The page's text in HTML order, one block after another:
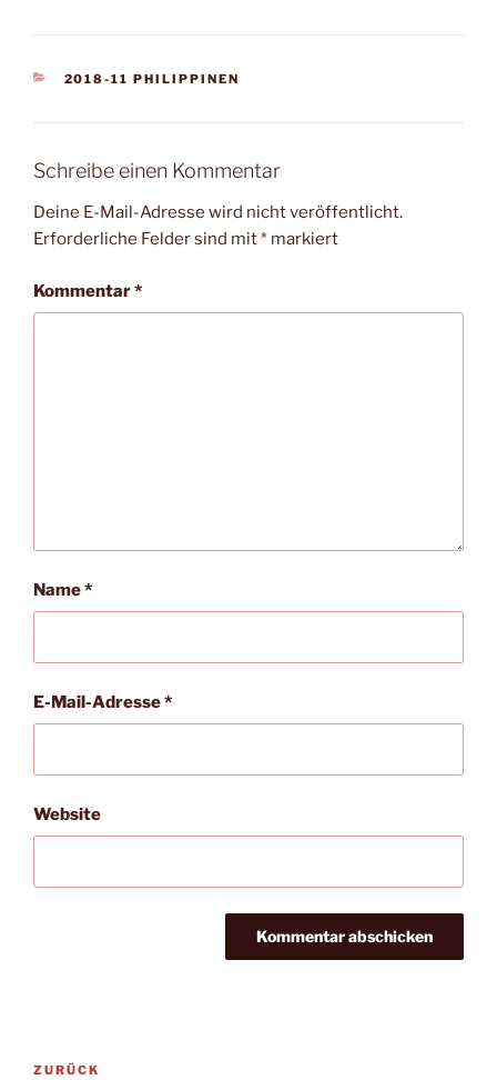
KATEGORIEN
2018-11 PHILIPPINEN
Schreibe einen Kommentar
Deine E-Mail-Adresse wird nicht veröffentlicht.
Erforderliche Felder sind mit* markiert
Kommentar*
Name*
E-Mail-Adresse*
Website
Beitragsnavigation
Vorheriger
ZURÜCK